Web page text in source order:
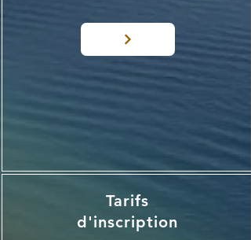
Tarifs
d'inscription